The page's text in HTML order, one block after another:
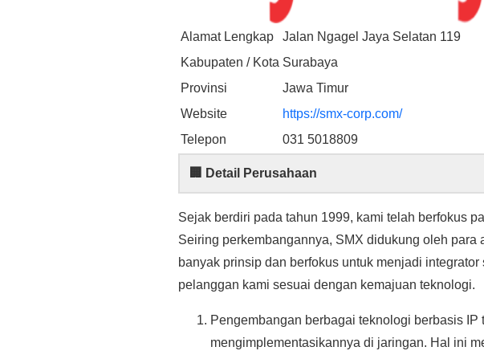
Alamat Lengkap
Jalan Ngagel Jaya Selatan 119
Kabupaten / Kota Surabaya
Provinsi
Jawa Timur
Website
https://smx-corp.com/
Telepon
031 5018809
🏢 Detail Perusahaan
Sejak berdiri pada tahun 1999, kami telah berfokus
Seiring perkembangannya, SMX didukung oleh
banyak prinsip dan berfokus untuk menjadi
pelanggan kami sesuai dengan kemajuan teknologi.
Pengembangan berbagai teknologi berbasis
mengimplementasikannya di jaringan. Hal ini